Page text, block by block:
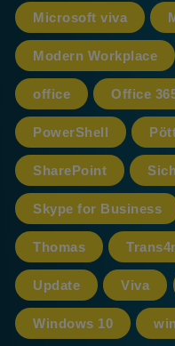
Microsoft viva
Modern Workplace
office Office
PowerShell
SharePoint
Skype for Business
Thomas
Update Viva
Windows 10